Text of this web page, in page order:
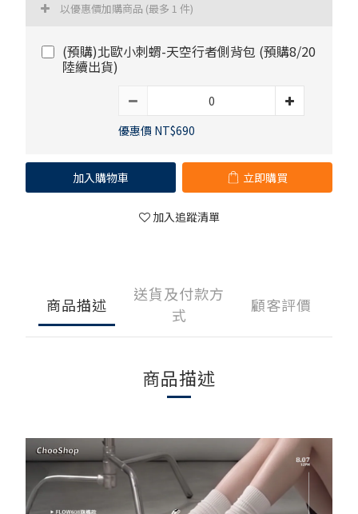
以優惠價加購商品 (最多 1 件)
(預購)北歐小刺蝟-天空行者側背包 (預購8/20
陸續出貨)
優惠價 NT$690
加入購物車 立即購買
加入追蹤清單
商品描述
送貨及付款方
式
顧客評價
商品描述